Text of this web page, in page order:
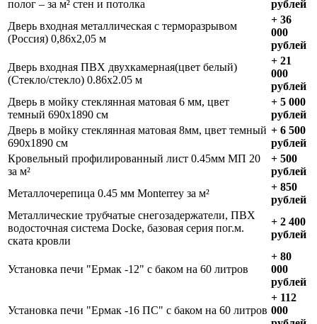
полог – за м² стен и потолка
рублей
Дверь входная металлическая с терморазрывом
(Россия) 0,86х2,05 м
+ 36
000
рублей
Дверь входная ПВХ двухкамерная(цвет белый)
(Стекло/стекло) 0.86х2.05 м
+ 21
000
рублей
Дверь в мойку стеклянная матовая 6 мм, цвет
темный 690х1890 см
+ 5 000
рублей
Дверь в мойку стеклянная матовая 8мм, цвет темный
690х1890 см
+ 6 500
рублей
Кровельный профилированный лист 0.45мм МП 20
за м²
+ 500
рублей
Металлочерепица 0.45 мм Monterrey за м²
+ 850
рублей
Металлические трубчатые снегозадержатели, ПВХ
водосточная система Docke, базовая серия пог.м.
ската кровли
+ 2 400
рублей
Установка печи "Ермак -12" с баком на 60 литров
+ 80
000
рублей
Установка печи "Ермак -16 ПС" с баком на 60 литров
+ 112
000